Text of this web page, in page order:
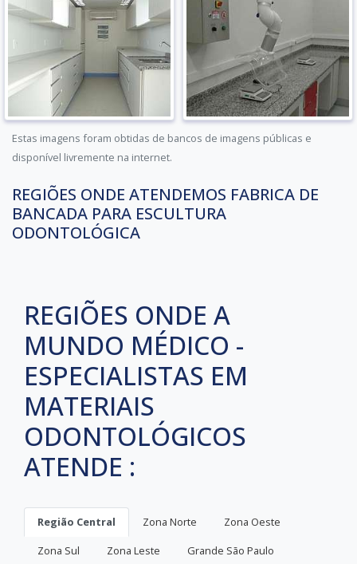
Estas imagens foram obtidas de bancos de imagens públicas e
disponível livremente na internet.
REGIÕES ONDE ATENDEMOS FABRICA DE
BANCADA PARA ESCULTURA
ODONTOLÓGICA
REGIÕES ONDE A
MUNDO MÉDICO -
ESPECIALISTAS EM
MATERIAIS
ODONTOLÓGICOS
ATENDE :
Região Central Zona Norte
Zona Oeste
Zona Sul
Zona Leste
Grande São Paulo